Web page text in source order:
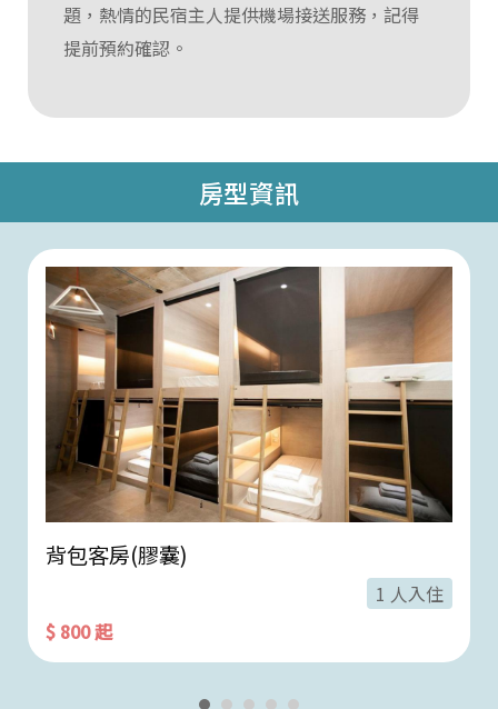
題，熱情的民宿主人提供機場接送服務，記得
提前預約確認。
房型資訊
背包客房(膠囊)
1 人入住
$ 800 起